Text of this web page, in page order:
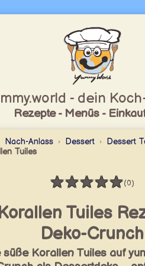
- dein
Rezepte - Menüs -
Nach-Anlass Dessert
Dessert
Tuiles
★★★★★
Bewertung: 0 /
(0)
Tuiles
Deko-Crunch
Korallen Tuiles auf